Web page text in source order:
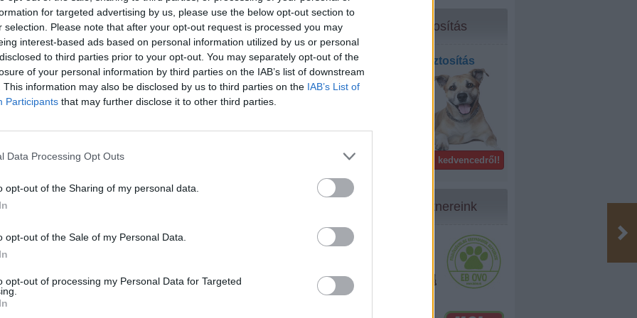
for targeted advertising by us, please use the below opt-out section to
selection. Please note that after your opt-out request is processed you may
interest-based ads based on personal information utilized by us or personal
to third parties prior to your opt-out. You may separately opt-out of the
of your personal information by third parties on the IAB’s list of downstream
This information may also be disclosed by us to third parties on the IAB’s List of
Participants that may further disclose it to other third parties.
Data Processing Opt Outs
opt-out of the Sharing of my personal data.
opt-out of the Sale of my Personal Data.
opt-out of processing my Personal Data for Targeted
a kezdetek kezdetéről:
is nagyon szerettem az állatokat, a kutyákat különösen. Gyerekkoromban
magazinba is így ezzel a szöveggel kezdte a családtagunk a
Az állatok a kedvenceim.
sem változott.
éltem a szüleimmel, mindig volt több kutyánk és cicánk is.
otthon a boxerek,  most van a családnak a 3. . Az első kettővel
Amire a 3., Jack megérkezett a szüleimhez, én már elköltöztem
így vele már csak akkor találkozom, amikor hazamegyek.
Rocibogyót én tanítottam be, nagyon büszke vagyok rá is és magamra is, a
dolgok mellett kialakult közöttünk egy olyan fajta kapcsolódás, aminek a
sem tudtam addig.
nélküli kommunikáció.
a mi szuperképességünk. Érteni a másikat egy pillantásból.
Biztosítás
Kisállat biztosítás
Gondoskodj kedvencedről!
Partnereink